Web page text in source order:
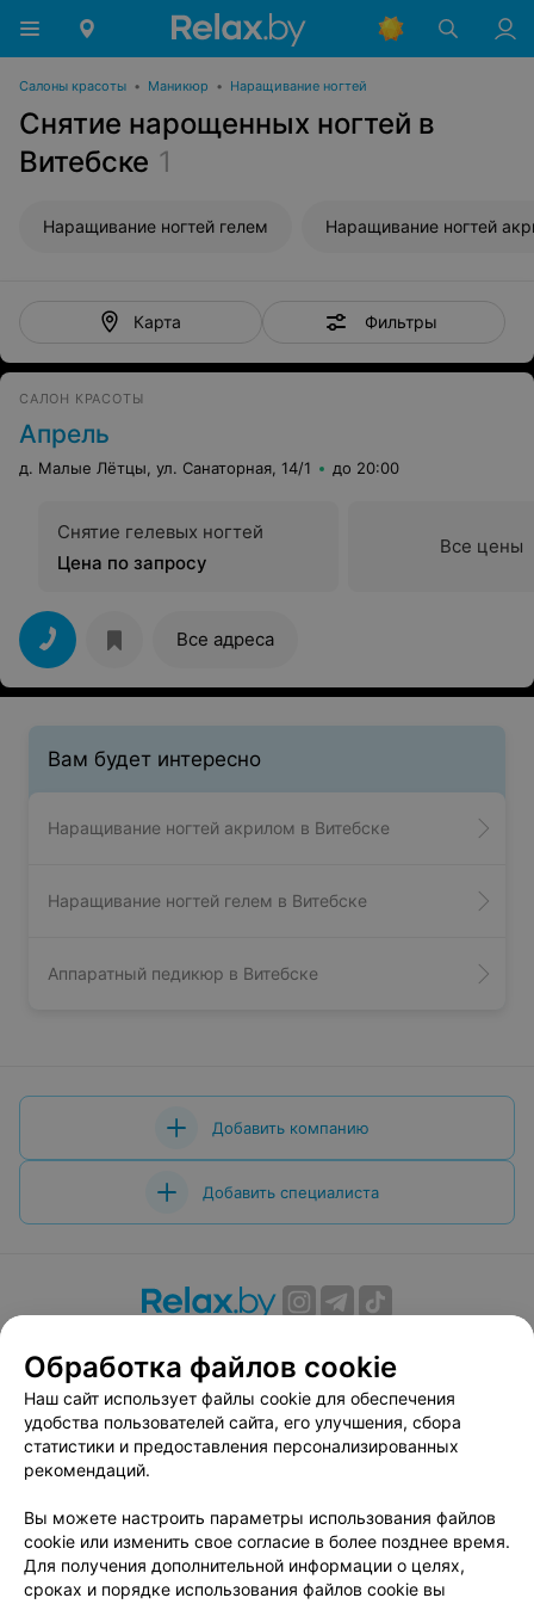
Салоны красоты • Маникюр • Наращивание ногтей
Снятие нарощенных ногтей в
Витебске 1
Наращивание ногтей гелем Наращивание ногтей
Карта Фильтры
САЛОН КРАСОТЫ
Апрель
д. Малые Лётцы, ул. Санаторная, 14/1 до 20:00
Снятие гелевых ногтей
Цена по запросу
Все цены
Все адреса
Вам будет интересно
Наращивание ногтей акрилом в Витебске
Наращивание ногтей гелем в Витебске
Аппаратный педикюр в Витебске
Добавить компанию
Добавить специалиста
Вакансии
Публичный договор
Способы оплаты
Публичный договор по использованию сервиса
«Афиша»
Пользовательское соглашение
Связаться по вопросам сотрудничества
Написать руководителю relax.by
Персональные настройки cookie
Обработка файлов cookie
Наш сайт использует файлы cookie для обеспечения
удобства пользователей сайта, его улучшения, сбора
статистики и предоставления персонализированных
рекомендаций.
Вы можете настроить параметры использования файлов
cookie или изменить свое согласие в более позднее время.
Для получения дополнительной информации о целях,
сроках и порядке использования файлов cookie вы